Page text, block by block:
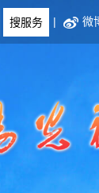
| 微